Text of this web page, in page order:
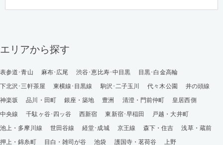
エリアから探す
表参道･青山 麻布･広尾 渋谷･恵比寿･中目黒
目黒･白金高輪
下北沢･三軒茶屋
東横線･目黒線 駒沢･二子玉川 代々木公園
井の頭線
神楽坂
品川・田町 銀座・築地 豊洲 清澄・門前仲町
皇居西側
中央線
千駄ヶ谷･四ッ谷 西新宿 東新宿･早稲田
戸越・大井町
池上・多摩川線
世田谷線 経堂･成城 京王線 森下・住吉
浅草・蔵前
押上・錦糸町
目白・雑司が谷 池袋 護国寺・茗荷谷
上野